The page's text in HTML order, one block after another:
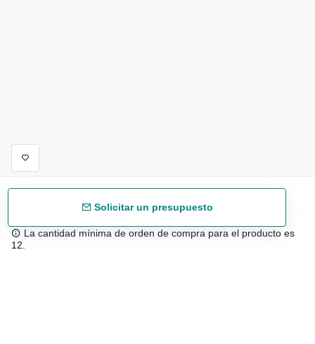
Solicitar un presupuesto
La cantidad mínima de orden de compra para el producto es
12.